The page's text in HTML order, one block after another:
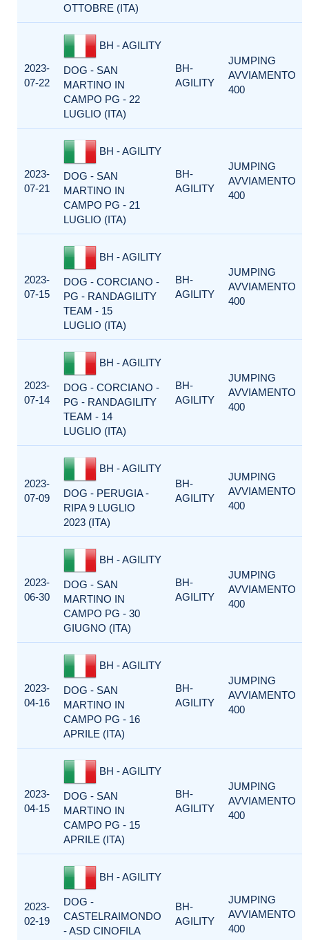
OTTOBRE (ITA)
2023-
07-22
BH - AGILITY
DOG - SAN
MARTINO IN
CAMPO PG - 22
LUGLIO (ITA)
BH-
AGILITY
JUMPING
AVVIAMENTO
400
2023-
07-21
BH - AGILITY
DOG - SAN
MARTINO IN
CAMPO PG - 21
LUGLIO (ITA)
BH-
AGILITY
JUMPING
AVVIAMENTO
400
2023-
07-15
BH - AGILITY
DOG - CORCIANO -
PG - RANDAGILITY
TEAM - 15
LUGLIO (ITA)
BH-
AGILITY
JUMPING
AVVIAMENTO
400
2023-
07-14
BH - AGILITY
DOG - CORCIANO -
PG - RANDAGILITY
TEAM - 14
LUGLIO (ITA)
BH-
AGILITY
JUMPING
AVVIAMENTO
400
2023-
07-09
BH - AGILITY
DOG - PERUGIA -
RIPA 9 LUGLIO
2023 (ITA)
BH-
AGILITY
JUMPING
AVVIAMENTO
400
2023-
06-30
BH - AGILITY
DOG - SAN
MARTINO IN
CAMPO PG - 30
GIUGNO (ITA)
BH-
AGILITY
JUMPING
AVVIAMENTO
400
2023-
04-16
BH - AGILITY
DOG - SAN
MARTINO IN
CAMPO PG - 16
APRILE (ITA)
BH-
AGILITY
JUMPING
AVVIAMENTO
400
2023-
04-15
BH - AGILITY
DOG - SAN
MARTINO IN
CAMPO PG - 15
APRILE (ITA)
BH-
AGILITY
JUMPING
AVVIAMENTO
400
2023-
02-19
BH - AGILITY
DOG -
CASTELRAIMONDO
- ASD CINOFILA
BH-
AGILITY
JUMPING
AVVIAMENTO
400